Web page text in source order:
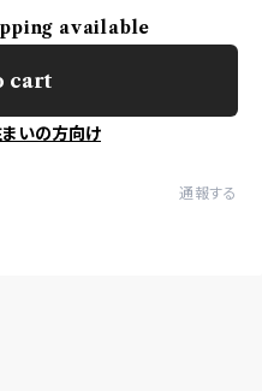
available
cart
いの方向け
通報する